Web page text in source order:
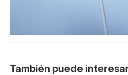
También puede